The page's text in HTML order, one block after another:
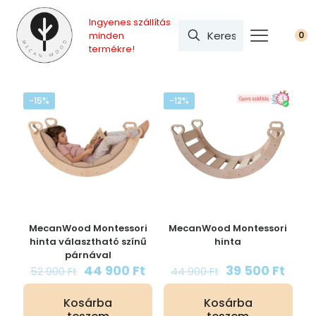
Ingyenes szállítás
minden
termékre!
0
-15%
MecanWood Montessori
hinta választható színű
párnával
52 900Ft O
r
i
g
44 900 Ft
u
Kosárba
-12%
MecanWood Montessori
hinta
44 900Ft O
r
i
g
39 500 Ft
u
Kosárba